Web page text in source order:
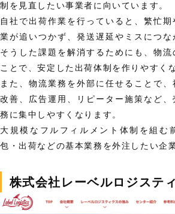
制を見直したい事業者に向いています。
自社で出荷作業を行っていると、繁忙
業が追いつかず、発送遅延やミスにつな
そうした課題を解消するためにも、物
ことで、安定した出荷体制を作りやすく
また、物流業務を外部に任せることで
改善、広告運用、リピーター施策など
務に集中しやすくなります。
大規模なフルフィルメント体制を組む
包・出荷などの基本業務を外注したい企
株式会社レーベルロジステ